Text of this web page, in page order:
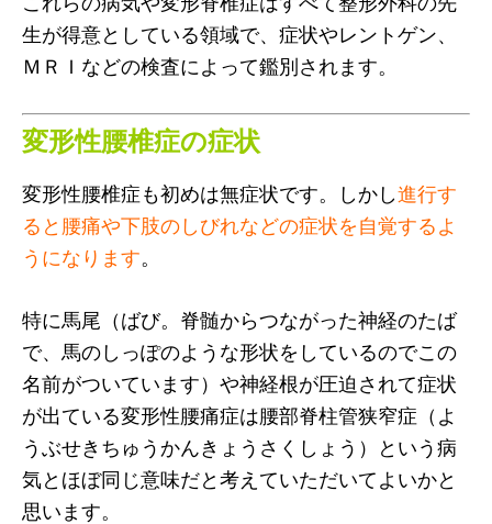
生が得意としている領域で、症状やレントゲン、
ＭＲＩなどの検査によって鑑別されます。
変形性腰椎症の症状
変形性腰椎症も初めは無症状です。しかし進行す
ると腰痛や下肢のしびれなどの症状を自覚するよ
うになります。
特に馬尾（ばび。脊髄からつながった神経のたば
で、馬のしっぽのような形状をしているのでこの
名前がついています）や神経根が圧迫されて症状
が出ている変形性腰痛症は腰部脊柱管狭窄症（よ
うぶせきちゅうかんきょうさくしょう）という病
気とほぼ同じ意味だと考えていただいてよいかと
思います。